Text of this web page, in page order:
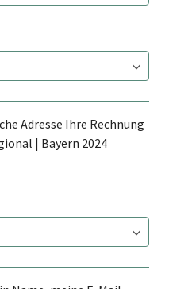
Adresse Ihre Rechnung
| Bayern 2024